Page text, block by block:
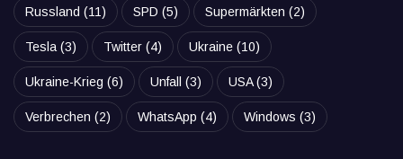
Russland (11) SPD (5) Supermärkten (2)
Tesla (3) Twitter (4) Ukraine (10)
Ukraine-Krieg (6) Unfall (3) USA(3)
Verbrechen (2) WhatsApp (4) Windows (3)